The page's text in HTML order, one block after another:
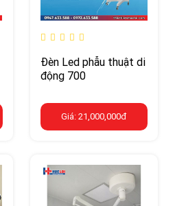
Đèn Led phẫu thuật di
động 700
Giá: 21,000,000đ